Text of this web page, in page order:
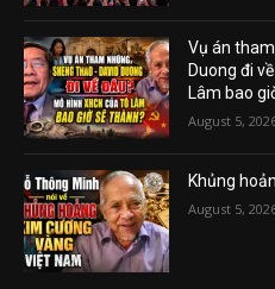
Vụ án
Duong đi
Lâm bao
August 5,
Khủng
August 5,